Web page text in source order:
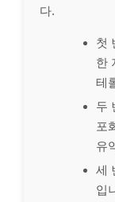
다.
첫
한
테
두
포
유
세
입